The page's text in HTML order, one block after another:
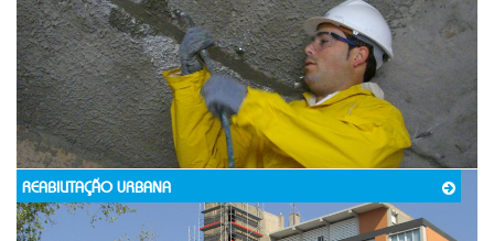
REABILITAÇÃO URBANA